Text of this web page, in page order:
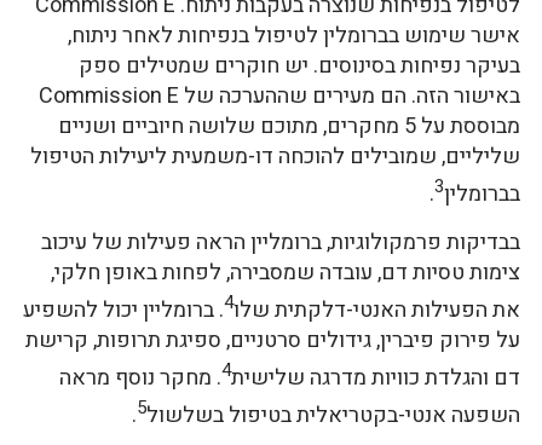
אישר שימוש בברומלין לטיפול בנפיחות לאחר ניתוח,
בעיקר נפיחות בסינוסים. יש חוקרים שמטילים ספק
באישור הזה. הם מעירים שההערכה של Commission E
מבוססת על 5 מחקרים, מתוכם שלושה חיוביים ושניים
שליליים, שמובילים להוכחה דו-משמעית ליעילות הטיפול
בברומלין3
.
בבדיקות פרמקולוגיות, ברומליין הראה פעילות של עיכוב
צימות טסיות דם, עובדה שמסבירה, לפחות באופן חלקי,
את הפעילות האנטי-דלקתית שלו4. ברומליין יכול להשפיע
על פירוק פיברין, גידולים סרטניים, ספיגת תרופות, קרישת
דם והגלדת כוויות מדרגה שלישית4. מחקר נוסף מראה
השפעה אנטי-בקטריאלית בטיפול בשלשול5
.